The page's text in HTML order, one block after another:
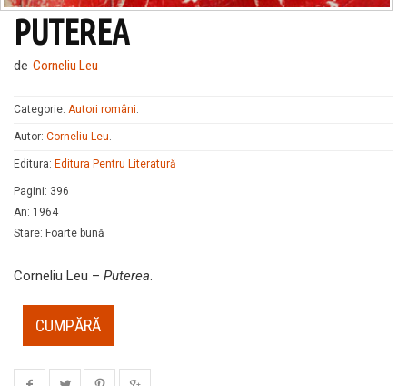
PUTEREA
de Corneliu Leu
Categorie: Autori români.
Autor: Corneliu Leu.
Editura: Editura Pentru Literatură
Pagini: 396
An: 1964
Stare: Foarte bună
Corneliu Leu – Puterea.
CUMPĂRĂ